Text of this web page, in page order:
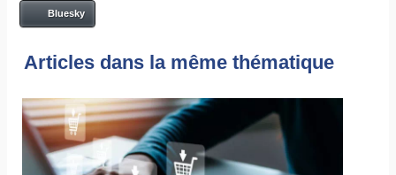
Bluesky
Articles dans la même thématique